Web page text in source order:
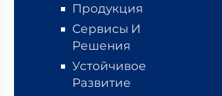
Продукция
Сервисы И
Решения
Устойчивое
Развитие